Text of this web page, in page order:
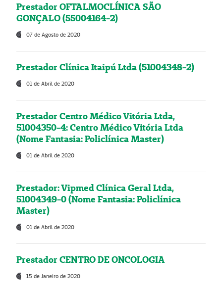
Prestador OFTALMOCLÍNICA SÃO
GONÇALO (55004164-2)
07 de Agosto de 2020
Prestador Clínica Itaipú Ltda (51004348-2)
01 de Abril de 2020
Prestador Centro Médico Vitória Ltda,
51004350-4: Centro Médico Vitória Ltda
(Nome Fantasia: Policlínica Master)
01 de Abril de 2020
Prestador: Vipmed Clínica Geral Ltda,
51004349-0 (Nome Fantasia: Policlínica
Master)
01 de Abril de 2020
Prestador CENTRO DE ONCOLOGIA
15 de Janeiro de 2020